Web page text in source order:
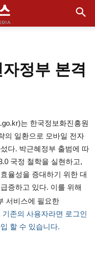
정부 본격
는 한국정보화진흥원
의 일환으로 모바일 전자
다. 박근혜정부 출범에 따
국정 철학을 실현하고,
율성을 증대하기 위한 대
증하고 있다. 이를 위해
서비스에 필요한
존의 사용자라면 로그인
할 수 있습니다.